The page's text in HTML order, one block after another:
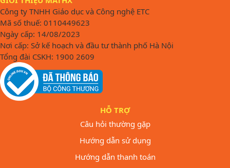
Công ty TNHH Giáo dục và Công nghệ ETC
Mã số thuế: 0110449623
Ngày cấp: 14/08/2023
Nơi cấp: Sở kế hoạch và đầu tư thành phố Hà Nội
Tổng đài CSKH: 1900 2609
HỖ TRỢ
Câu hỏi thường gặp
Hướng dẫn sử dụng
Hướng dẫn thanh toán